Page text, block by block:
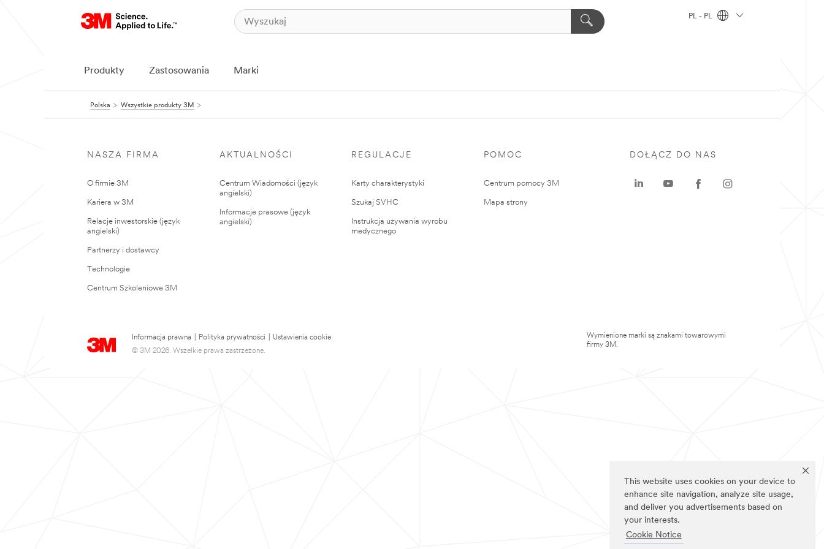
This website uses cookies on your device to
enhance site navigation, analyze site usage,
and deliver you advertisements based on
your interests.
Cookie Notice
PL - PL
Produkty Zastosowania Marki
Polska Wszystkie produkty 3M
NASZA FIRMA
O firmie 3M
Kariera w 3M
Relacje inwestorskie (język
angielski)
Partnerzy i dostawcy
Technologie
Centrum Szkoleniowe 3M
AKTUALNOŚCI
Centrum Wiadomości (język
angielski)
Informacje prasowe (język
angielski)
REGULACJE
Karty charakterystyki
Szukaj SVHC
Instrukcja używania wyrobu
medycznego
POMOC
Centrum pomocy 3M
Mapa strony
Informacja prawna Polityka prywatności
Ustawienia cookie
© 3M 2026. Wszelkie prawa zastrzeżone.
DOŁĄCZ DO NAS
Wymienione marki są znakami towarowymi
firmy 3M.